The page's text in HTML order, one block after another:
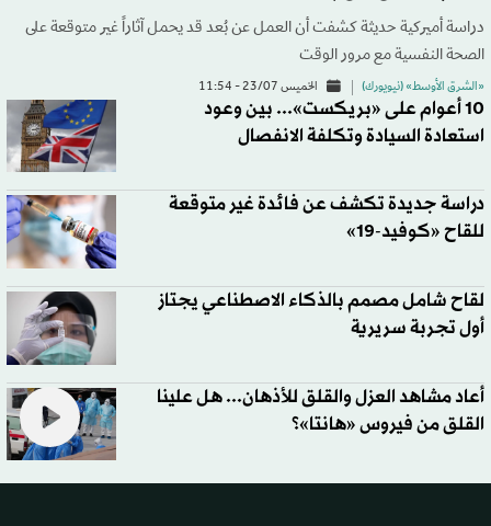
دراسة أميركية حديثة كشفت أن العمل عن بُعد قد يحمل آثاراً غير متوقعة على
الصحة النفسية مع مرور الوقت
«الشرق الأوسط» (نيويورك) الخميس 23/07 - 11:54
10 أعوام على «بريكست»... بين وعود
استعادة السيادة وتكلفة الانفصال
دراسة جديدة تكشف عن فائدة غير متوقعة
للقاح «كوفيد-19»
لقاح شامل مصمم بالذكاء الاصطناعي يجتاز
أول تجربة سريرية
أعاد مشاهد العزل والقلق للأذهان... هل علينا
القلق من فيروس «هانتا»؟